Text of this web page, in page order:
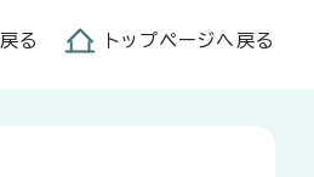
る トップページへ戻る